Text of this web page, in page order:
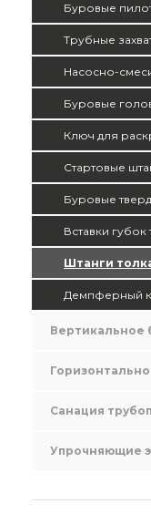
Буровые
Трубные
Насосно-
Буровые
Ключ для
Стартовые
Буровые
Вставки губок
Штанги
Демпферный
Вертикальное
Санация
Упрочняющие